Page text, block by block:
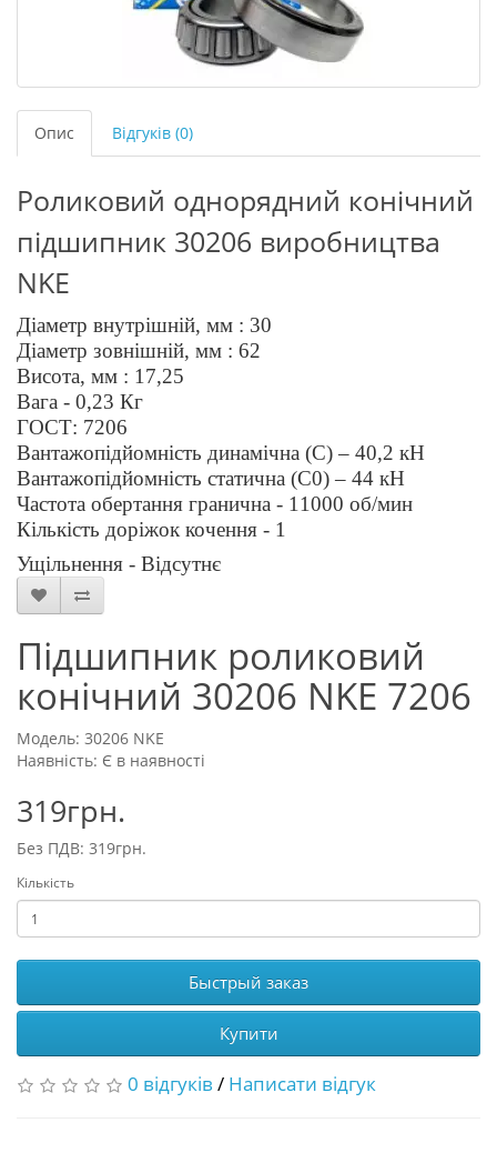
Опис Відгуків (0)
Роликовий однорядний конічний
підшипник 30206 виробництва
NKE
Діаметр внутрішній, мм : 30
Діаметр зовнішній, мм : 62
Висота, мм : 1 7,25
Вага - 0,23 Кг
ГОСТ: 7206
Вантажопідйомність динамічна (C) – 40,2 кН
Вантажопідйомність статична (C0) – 44 кН
Частота обертання гранична - 1 1000 об/мин
Кількість доріжок кочення - 1
Ущільнення - Відсутнє
Підшипник роликовий
конічний 30206 NKE 7206
Модель: 30206 NKE
Наявність: Є в наявності
319грн.
Без ПДВ: 319грн.
Кількість
Быстрый заказ
Купити
0 відгуків / Написати відгук